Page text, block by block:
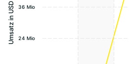
Umsatz in USD 24 Mio
36 Mio